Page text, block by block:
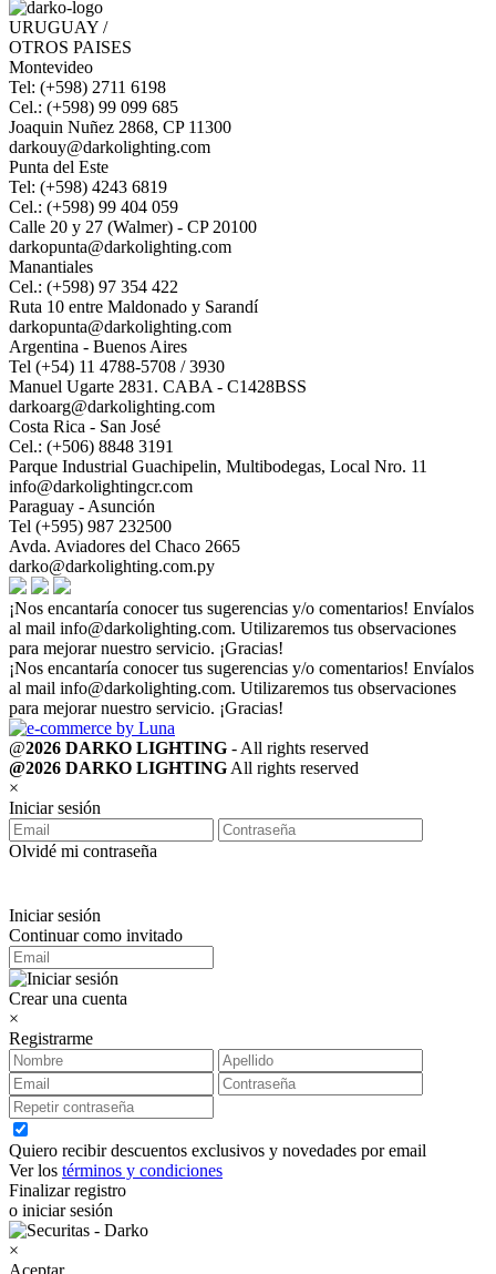
URUGUAY /
OTROS PAISES
Montevideo
Tel: (+598) 2711 6198
Cel.: (+598) 99 099 685
Joaquin Nuñez 2868, CP 11300
darkouy@darkolighting.com
Punta del Este
Tel: (+598) 4243 6819
Cel.: (+598) 99 404 059
Calle 20 y 27 (Walmer) - CP 20100
darkopunta@darkolighting.com
Manantiales
Cel.: (+598) 97 354 422
Ruta 10 entre Maldonado y Sarandí
darkopunta@darkolighting.com
Argentina - Buenos Aires
Tel (+54) 11 4788-5708 / 3930
Manuel Ugarte 2831. CABA - C1428BSS
darkoarg@darkolighting.com
Costa Rica - San José
Cel.: (+506) 8848 3191
Parque Industrial Guachipelin, Multibodegas, Local Nro. 11
info@darkolightingcr.com
Paraguay - Asunción
Tel (+595) 987 232500
Avda. Aviadores del Chaco 2665
darko@darkolighting.com.py
¡Nos encantaría conocer tus sugerencias y/o comentarios! Envíalos
al mail info@darkolighting.com. Utilizaremos tus observaciones
para mejorar nuestro servicio. ¡Gracias!
¡Nos encantaría conocer tus sugerencias y/o comentarios! Envíalos
al mail info@darkolighting.com. Utilizaremos tus observaciones
para mejorar nuestro servicio. ¡Gracias!
@2026 DARKO LIGHTING - All rights reserved
@2026 DARKO LIGHTING All rights reserved
×
Iniciar sesión
Olvidé mi contraseña
Iniciar sesión
Continuar como invitado
Crear una cuenta
×
Registrarme
Quiero recibir descuentos exclusivos y novedades por email
Ver los términos y condiciones
Finalizar registro
o iniciar sesión
×